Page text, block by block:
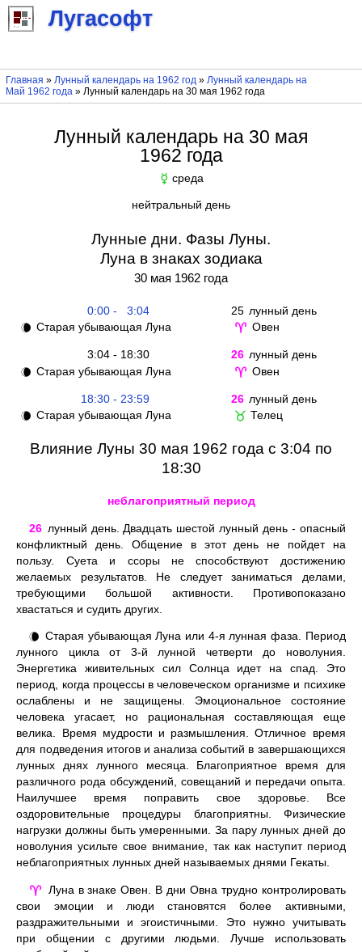
Лугасофт
Главная » Лунный календарь на 1962 год» Лунный календарь на
Май 1962 года» Лунный календарь на 30 мая 1962 года
Лунный календарь на 30 мая
1962 года
☿ среда
нейтральный день
Лунные дни. Фазы Луны.
Луна в знаках зодиака
30 мая 1962 года
0:00 - 3:04 25 лунный день
🌘 Старая убывающая Луна ♈ Овен
3:04 - 18:30 26 лунный день
🌘 Старая убывающая Луна ♈ Овен
18:30 - 23:59 26 лунный день
🌘 Старая убывающая Луна ♉ Телец
Влияние Луны 30 мая 1962 года с 3:04 по
18:30
неблагоприятный период
26 лунный день. Двадцать шестой лунный день - опасный
конфликтный день. Общение в этот день не пойдет на
пользу. Суета и ссоры не способствуют достижению
желаемых результатов. Не следует заниматься делами,
требующими большой активности. Противопоказано
хвастаться и судить других.
🌘 Старая убывающая Луна или 4-я лунная фаза. Период
лунного цикла от 3-й лунной четверти до новолуния.
Энергетика живительных сил Солнца идет на спад. Это
период, когда процессы в человеческом организме и психике
ослаблены и не защищены. Эмоциональное состояние
человека угасает, но рациональная составляющая еще
велика. Время мудрости и размышления. Отличное время
для подведения итогов и анализа событий в завершающихся
лунных днях лунного месяца. Благоприятное время для
различного рода обсуждений, совещаний и передачи опыта.
Наилучшее время поправить свое здоровье. Все
оздоровительные процедуры благоприятны. Физические
нагрузки должны быть умеренными. За пару лунных дней до
новолуния усильте свое внимание, так как наступит период
неблагоприятных лунных дней называемых днями Гекаты.
♈
Луна в знаке Овен. В дни Овна трудно контролировать
свои эмоции и люди становятся более активными,
раздражительными и эгоистичными. Это нужно учитывать
при общении с другими людьми. Лучше использовать